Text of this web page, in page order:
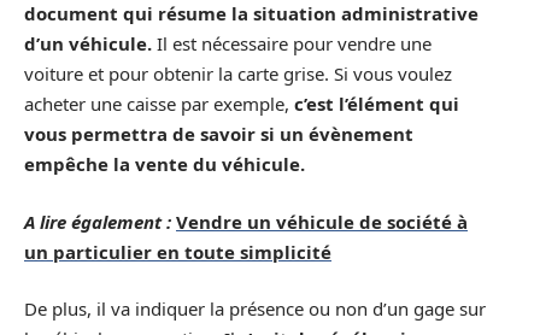
document qui résume la situation administrative
d’un véhicule. Il est nécessaire pour vendre une
voiture et pour obtenir la carte grise. Si vous voulez
acheter une caisse par exemple, c’est l’élément qui
vous permettra de savoir si un évènement
empêche la vente du véhicule.
A lire également : Vendre un véhicule de société à
un particulier en toute simplicité
De plus, il va indiquer la présence ou non d’un gage sur